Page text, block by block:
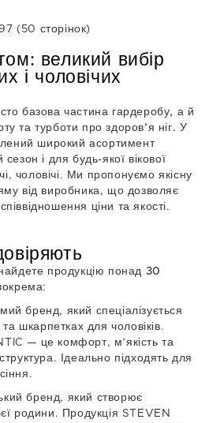
(50 сторінок)
великий вибір
і чоловічих
базова частина гардеробу, а й
та турботи про здоров’я ніг. У
широкий асортимент
і для будь-якої вікової
чоловічі. Ми пропонуємо якісну
від виробника, що дозволяє
ціни та якості.
продукцію понад 30
бренд, який спеціалізується
та шкарпетках для чоловіків.
— це комфорт, м’якість та
Ідеально підходять для
бренд, який створює
родини. Продукція STEVEN